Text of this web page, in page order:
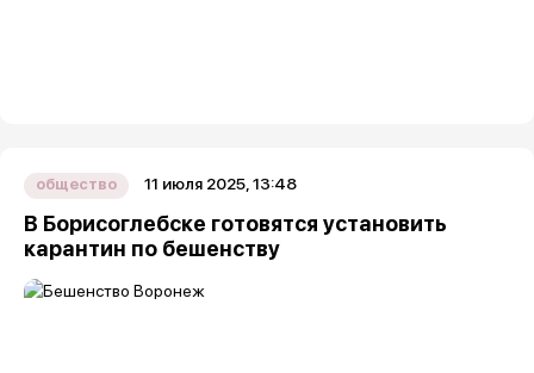
общество 11 июля 2025, 13:48
В Борисоглебске готовятся установить
карантин по бешенству